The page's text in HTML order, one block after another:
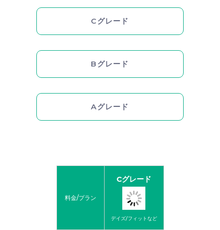
Cグレード
Bグレード
Aグレード
料金/プラン
Cグレード
デイズ/フィットなど